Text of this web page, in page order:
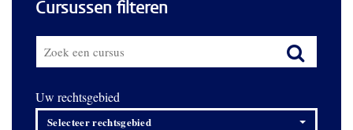
Cursussen filteren
Uw rechtsgebied
Selecteer rechtsgebied